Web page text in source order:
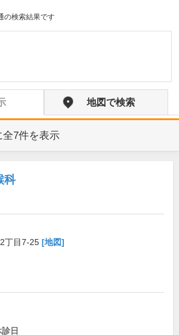
の検索結果です
地図で検索
全7件を表示
科
丁目7-25 [地図]
日